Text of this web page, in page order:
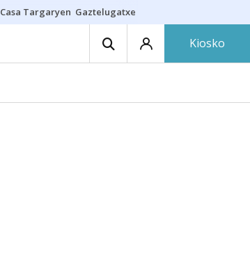
Casa Targaryen Gaztelugatxe
Kiosko